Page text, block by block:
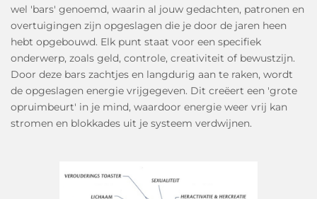
wel 'bars' genoemd, waarin al jouw gedachten, patronen en
overtuigingen zijn opgeslagen die je door de jaren heen
hebt opgebouwd. Elk punt staat voor een specifiek
onderwerp, zoals geld, controle, creativiteit of bewustzijn.
Door deze bars zachtjes en langdurig aan te raken, wordt
de opgeslagen energie vrijgegeven. Dit creëert een 'grote
opruimbeurt' in je mind, waardoor energie weer vrij kan
stromen en blokkades uit je systeem verdwijnen.